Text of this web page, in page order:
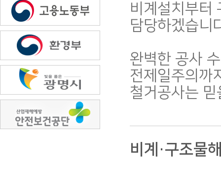
비계설치부터
담당하겠습니
완벽한 공사
전제일주의까
철거공사는
비계·구조물